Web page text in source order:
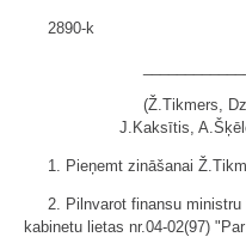
2890-k
(Ž.Tikmers,
J.Kaksītis,
1. Pieņemt zināšanai
2. Pilnvarot finansu
kabinetu lietas nr.04-02(97)